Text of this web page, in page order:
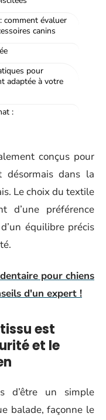
comment évaluer
canins
pour
adaptée à votre
:
conçus pour
désormais dans la
Le choix du textile
d’une préférence
équilibre précis
pour chiens
d'un expert !
est
et le
d’être un simple
balade, façonne le